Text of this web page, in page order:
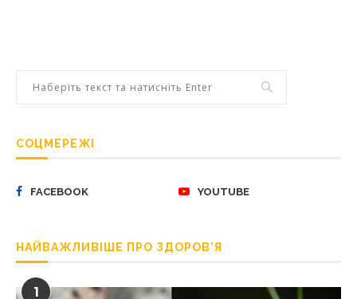
СОЦМЕРЕЖІ
FACEBOOK YOUTUBE
НАЙВАЖЛИВІШЕ ПРО ЗДОРОВ’Я
1